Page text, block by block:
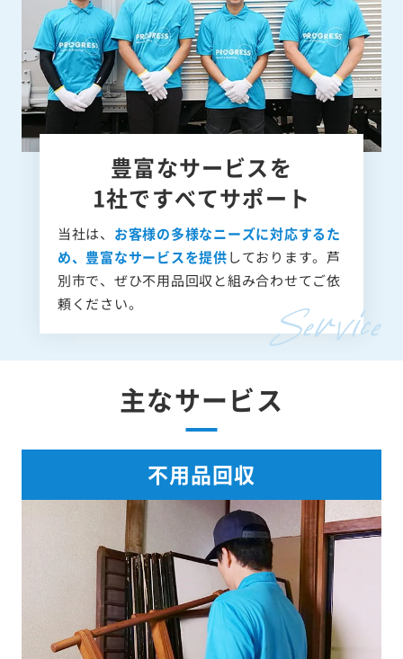
豊富なサービスを
1社ですべてサポート
当社は、 お客様の多様なニーズに対応するた
め、豊富なサービスを提供しております。芦
別市で、ぜひ不用品回収と組み合わせてご依
頼ください。
主なサービス
不用品回収